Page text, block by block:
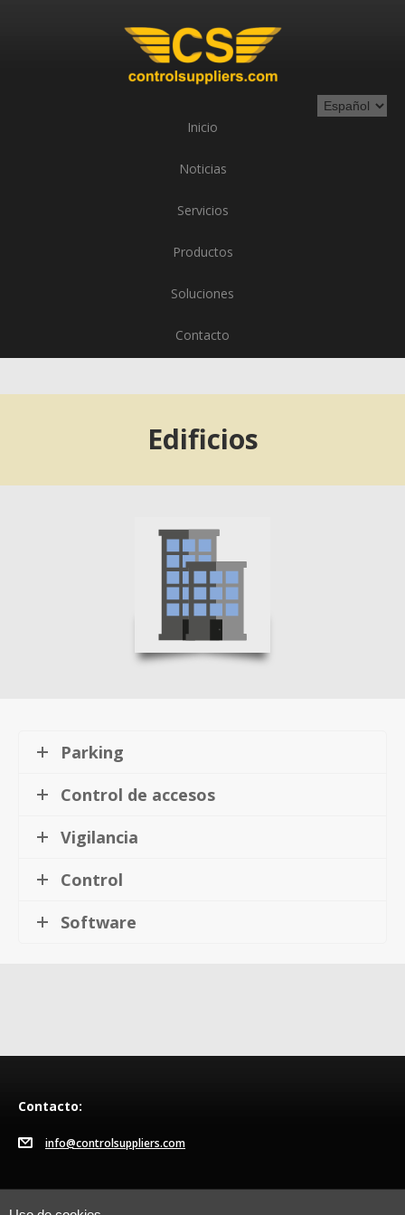
Inicio
Noticias
Servicios
Productos
Soluciones
Contacto
Edificios
Parking
Control de accesos
Vigilancia
Control
Software
Contacto:
info@controlsuppliers.com